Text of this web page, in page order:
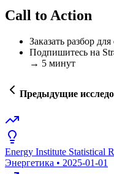
Call to Action
Заказать разбор
Подпишитесь на
→ 5 минут
Предыдущие
Energy Institute Statistical
Энергетика • 2025-01-01